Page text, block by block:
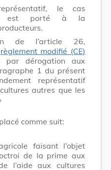
le cas
est porté à la
de l’article 26,
règlement modifié (CE)
par dérogation aux
1 du présent
représentatif
autres que les
comme suit:
faisant l’objet
de la prime aux
l’aide aux cultures